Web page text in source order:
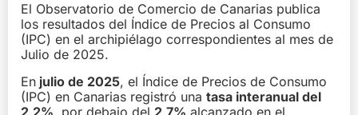
El Observatorio de Comercio de Canarias publica
los resultados del Índice de Precios al Consumo
(IPC) en el archipiélago correspondientes al mes de
Julio de 2025.
En julio de 2025, el Índice de Precios de Consumo
(IPC) en Canarias registró una tasa interanual del
2,2%, por debajo del 2,7% alcanzado en el